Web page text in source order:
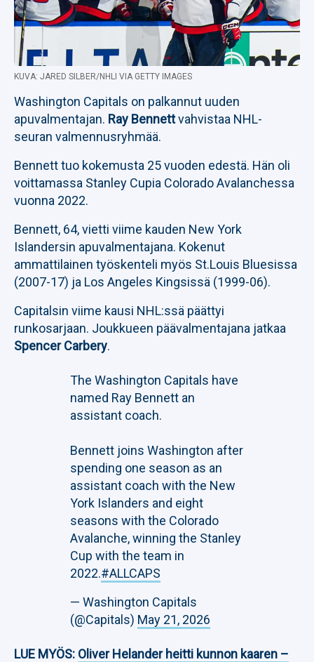
KUVA: JARED SILBER/NHLI VIA GETTY IMAGES
Washington Capitals on palkannut uuden
apuvalmentajan. Ray Bennettvahvistaa NHL-
seuran valmennusryhmää.
Bennett tuo kokemusta 25 vuoden edestä. Hän oli
voittamassa Stanley Cupia Colorado Avalanchessa
vuonna 2022.
Bennett, 64, vietti viime kauden New York
Islandersin apuvalmentajana. Kokenut
ammattilainen työskenteli myös St.Louis Bluesissa
(2007-17) ja Los Angeles Kingsissä (1999-06).
Capitalsin viime kausi NHL:ssä päättyi
runkosarjaan. Joukkueen päävalmentajana jatkaa
Spencer Carbery.
The Washington Capitals have
named Ray Bennett an
assistant coach.
Bennett joins Washington after
spending one season as an
assistant coach with the New
York Islanders and eight
seasons with the Colorado
Avalanche, winning the Stanley
Cup with the team in
2022.#ALLCAPS
— Washington Capitals
(@Capitals) May 21, 2026
LUE MYÖS: Oliver Helander heitti kunnon kaaren –